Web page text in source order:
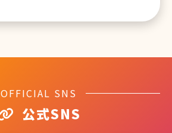
OFFICIAL SNS
公式SNS